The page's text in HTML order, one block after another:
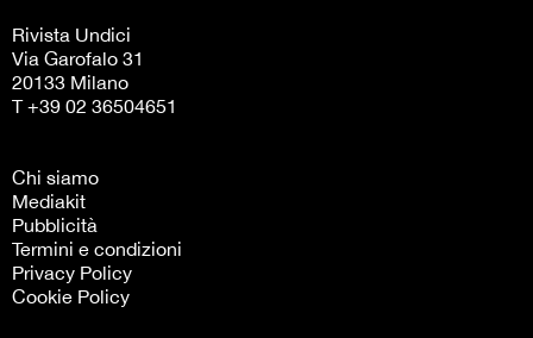
Rivista Undici
Via Garofalo 31
20133 Milano
T +39 02 36504651
Chi siamo
Mediakit
Pubblicità
Termini e condizioni
Privacy Policy
Cookie Policy